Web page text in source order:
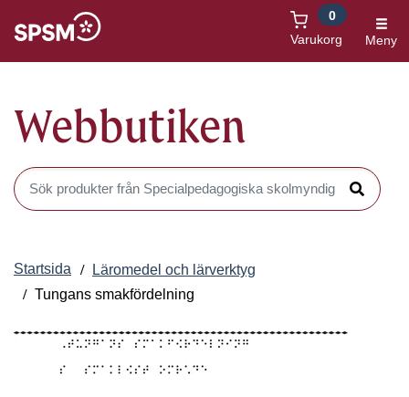
Varukorg
0
Meny
Webbutiken
Sök produkter i Webbutiken
Sök
Startsida
Läromedel och lärverktyg
Tungans smakfördelning